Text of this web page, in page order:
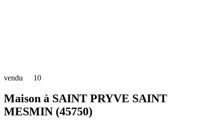
vendu 10
Maison à SAINT PRYVE SAINT
MESMIN (45750)